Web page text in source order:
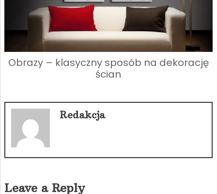
Obrazy – klasyczny sposób na dekorację
ścian
Redakcja
Leave a Reply